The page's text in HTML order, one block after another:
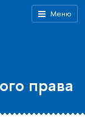
Меню
права